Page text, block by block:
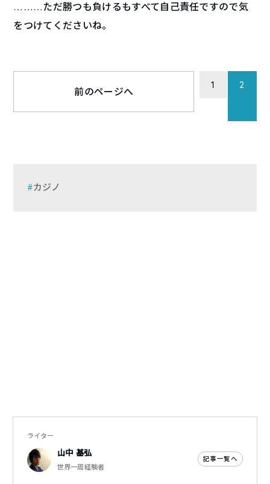
………ただ勝つも負けるもすべて自己責任ですので気
をつけてくださいね。
前のページへ
1 2
カジノ
ライター
山中 基弘
世界一周経験者
記事一覧へ